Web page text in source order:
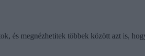
és megnézhetitek többek között azt is,